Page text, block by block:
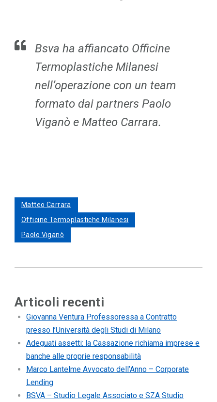
Bsva ha affiancato Officine
Termoplastiche Milanesi
nell’operazione con un team
formato dai partners Paolo
Viganò e Matteo Carrara.
Matteo Carrara
Officine Termoplastiche Milanesi
Paolo Viganò
Articoli recenti
Giovanna Ventura Professoressa a Contratto
presso l’Università degli Studi di Milano
Adeguati assetti: la Cassazione richiama imprese e
banche alle proprie responsabilità
Marco Lantelme Avvocato dell’Anno – Corporate
Lending
BSVA – Studio Legale Associato e SZA Studio